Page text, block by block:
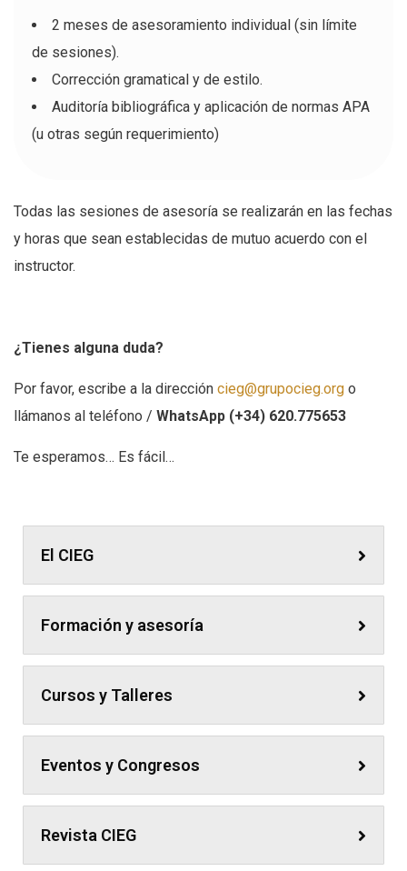
2 meses de asesoramiento individual (sin límite
de sesiones).
Corrección gramatical y de estilo.
Auditoría bibliográfica y aplicación de normas APA
(u otras según requerimiento)
Todas las sesiones de asesoría se realizarán en las fechas
y horas que sean establecidas de mutuo acuerdo con el
instructor.
¿Tienes alguna duda?
Por favor, escribe a la dirección cieg@grupocieg.org o
llámanos al teléfono / WhatsApp (+34) 620.775653
Te esperamos… Es fácil…
El CIEG
Formación y asesoría
Cursos y Talleres
Eventos y Congresos
Revista CIEG